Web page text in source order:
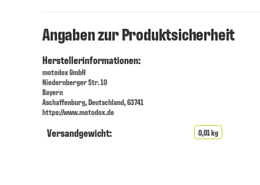
Angaben zur Produktsicherheit
Herstellerinformationen:
motodox GmbH
Niedernberger Str. 10
Bayern
Aschaffenburg, Deutschland, 63741
https://www.motodox.de
Versandgewicht: 0,01 kg